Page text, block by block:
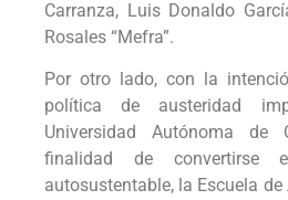
Carranza, Luis Donaldo
Rosales “Mefra”.
Por otro lado, con la
política de austeridad
Universidad Autónoma
finalidad de convertirse
autosustentable, la Escuela